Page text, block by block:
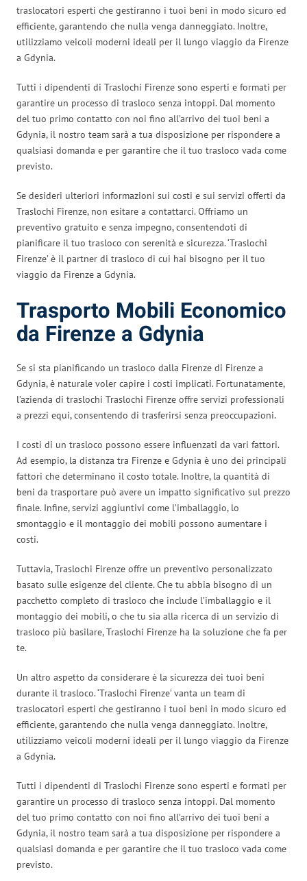
traslocatori esperti che gestiranno i tuoi beni in modo sicuro ed
efficiente, garantendo che nulla venga danneggiato. Inoltre,
utilizziamo veicoli moderni ideali per il lungo viaggio da Firenze
a Gdynia.
Tutti i dipendenti di Traslochi Firenze sono esperti e formati per
garantire un processo di trasloco senza intoppi. Dal momento
del tuo primo contatto con noi fino all’arrivo dei tuoi beni a
Gdynia, il nostro team sarà a tua disposizione per rispondere a
qualsiasi domanda e per garantire che il tuo trasloco vada come
previsto.
Se desideri ulteriori informazioni sui costi e sui servizi offerti da
Traslochi Firenze, non esitare a contattarci. Offriamo un
preventivo gratuito e senza impegno, consentendoti di
pianificare il tuo trasloco con serenità e sicurezza. ‘Traslochi
Firenze’ è il partner di trasloco di cui hai bisogno per il tuo
viaggio da Firenze a Gdynia.
Trasporto Mobili Economico
da Firenze a Gdynia
Se si sta pianificando un trasloco dalla Firenze di Firenze a
Gdynia, è naturale voler capire i costi implicati. Fortunatamente,
l’azienda di traslochi Traslochi Firenze offre servizi professionali
a prezzi equi, consentendo di trasferirsi senza preoccupazioni.
I costi di un trasloco possono essere influenzati da vari fattori.
Ad esempio, la distanza tra Firenze e Gdynia è uno dei principali
fattori che determinano il costo totale. Inoltre, la quantità di
beni da trasportare può avere un impatto significativo sul prezzo
finale. Infine, servizi aggiuntivi come l’imballaggio, lo
smontaggio e il montaggio dei mobili possono aumentare i
costi.
Tuttavia, Traslochi Firenze offre un preventivo personalizzato
basato sulle esigenze del cliente. Che tu abbia bisogno di un
pacchetto completo di trasloco che include l’imballaggio e il
montaggio dei mobili, o che tu sia alla ricerca di un servizio di
trasloco più basilare, Traslochi Firenze ha la soluzione che fa per
te.
Un altro aspetto da considerare è la sicurezza dei tuoi beni
durante il trasloco. ‘Traslochi Firenze’ vanta un team di
traslocatori esperti che gestiranno i tuoi beni in modo sicuro ed
efficiente, garantendo che nulla venga danneggiato. Inoltre,
utilizziamo veicoli moderni ideali per il lungo viaggio da Firenze
a Gdynia.
Tutti i dipendenti di Traslochi Firenze sono esperti e formati per
garantire un processo di trasloco senza intoppi. Dal momento
del tuo primo contatto con noi fino all’arrivo dei tuoi beni a
Gdynia, il nostro team sarà a tua disposizione per rispondere a
qualsiasi domanda e per garantire che il tuo trasloco vada come
previsto.